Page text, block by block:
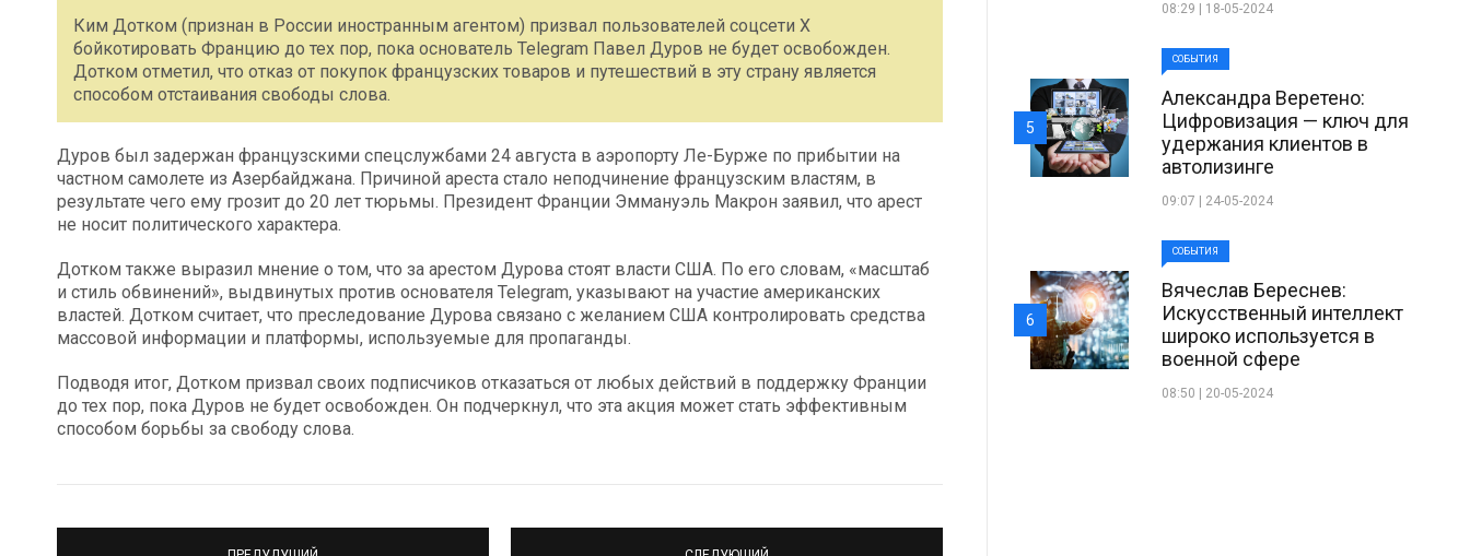
Ким Дотком (признан в России иностранным агентом) призвал пользователей соцсети X
бойкотировать Францию до тех пор, пока основатель Telegram Павел Дуров не будет освобожден.
Дотком отметил, что отказ от покупок французских товаров и путешествий в эту страну является
способом отстаивания свободы слова.
Дуров был задержан французскими спецслужбами 24 августа в аэропорту Ле-Бурже по прибытии на
частном самолете из Азербайджана. Причиной ареста стало неподчинение французским властям, в
результате чего ему грозит до 20 лет тюрьмы. Президент Франции Эммануэль Макрон заявил, что арест
не носит политического характера.
Дотком также выразил мнение о том, что за арестом Дурова стоят власти США. По его словам, «масштаб
и стиль обвинений», выдвинутых против основателя Telegram, указывают на участие американских
властей. Дотком считает, что преследование Дурова связано с желанием США контролировать средства
массовой информации и платформы, используемые для пропаганды.
Подводя итог, Дотком призвал своих подписчиков отказаться от любых действий в поддержку Франции
до тех пор, пока Дуров не будет освобожден. Он подчеркнул, что эта акция может стать эффективным
способом борьбы за свободу слова.
08:29 | 18-05-2024
СОБЫТИЯ
Александра Веретено:
Цифровизация — ключ для
удержания клиентов в
автолизинге
09:07 | 24-05-2024
5
СОБЫТИЯ
Вячеслав Береснев:
Искусственный интеллект
широко используется в
военной сфере
08:50 | 20-05-2024
6